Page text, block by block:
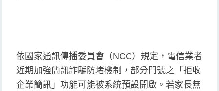
依國家通訊傳播委員會（NCC）規定，電信業者
近期加強簡訊詐騙防堵機制，部分門號之「拒收
企業簡訊」功能可能被系統預設開啟。若家長無